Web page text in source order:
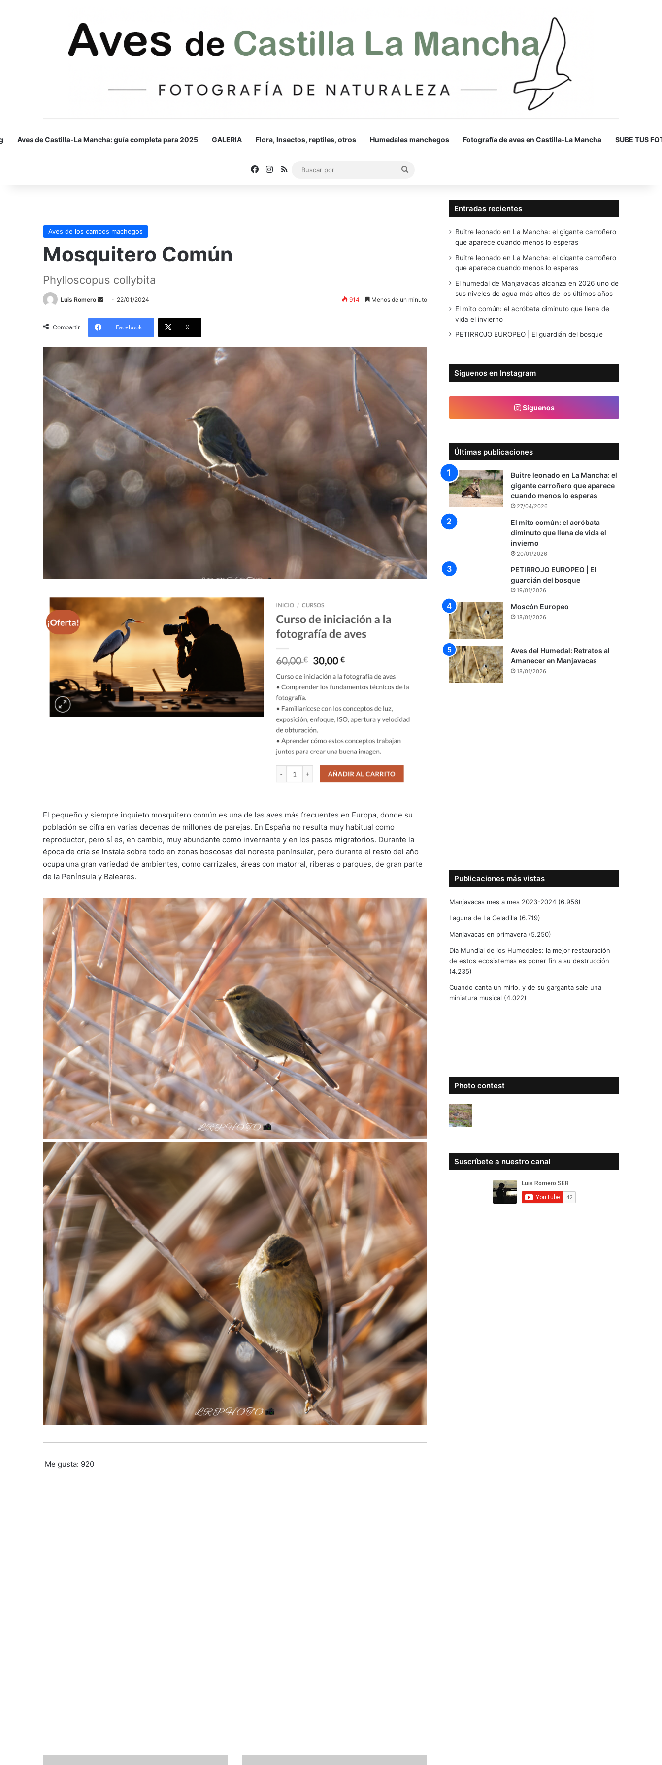
Aves de Castilla-La Mancha: guía completa para 2025 GALERIA Flora, Insectos, reptiles, otros Humedales manchegos Fotografía de aves en Castilla-La Mancha SUBE TUS
Facebook
Instagram
RSS
por
Aves de los campos machegos
Mosquitero Común
Phylloscopus collybita
Luis Romero
Send
email
22/01/2024 914 Menos de un minuto
Compartir Facebook X
El pequeño y siempre inquieto mosquitero común es una de las aves más frecuentes en Europa, donde su
población se cifra en varias decenas de millones de parejas. En España no resulta muy habitual como
reproductor, pero sí es, en cambio, muy abundante como invernante y en los pasos migratorios. Durante la
época de cría se instala sobre todo en zonas boscosas del noreste peninsular, pero durante el resto del año
ocupa una gran variedad de ambientes, como carrizales, áreas con matorral, riberas o parques, de gran parte
de la Península y Baleares.
Me gusta: 920
Entradas recientes
Buitre leonado en La Mancha: el gigante carroñero
que aparece cuando menos lo esperas
Buitre leonado en La Mancha: el gigante carroñero
que aparece cuando menos lo esperas
El humedal de Manjavacas alcanza en 2026 uno de
sus niveles de agua más altos de los últimos años
El mito común: el acróbata diminuto que llena de
vida el invierno
PETIRROJO EUROPEO | El guardián del bosque
Síguenos en Instagram
Síguenos
Últimas publicaciones
Buitre leonado en La Mancha: el
gigante carroñero que aparece
cuando menos lo esperas
27/04/2026
El mito común: el acróbata
diminuto que llena de vida el
invierno
20/01/2026
PETIRROJO EUROPEO | El
guardián del bosque
19/01/2026
Moscón Europeo
18/01/2026
Aves del Humedal: Retratos al
Amanecer en Manjavacas
18/01/2026
Publicaciones más vistas
Manjavacas mes a mes 2023-2024 (6.956)
Laguna de La Celadilla (6.719)
Manjavacas en primavera (5.250)
Día Mundial de los Humedales: la mejor restauración
de estos ecosistemas es poner fin a su destrucción
(4.235)
Cuando canta un mirlo, y de su garganta sale una
miniatura musical (4.022)
Photo contest
Suscríbete a nuestro canal